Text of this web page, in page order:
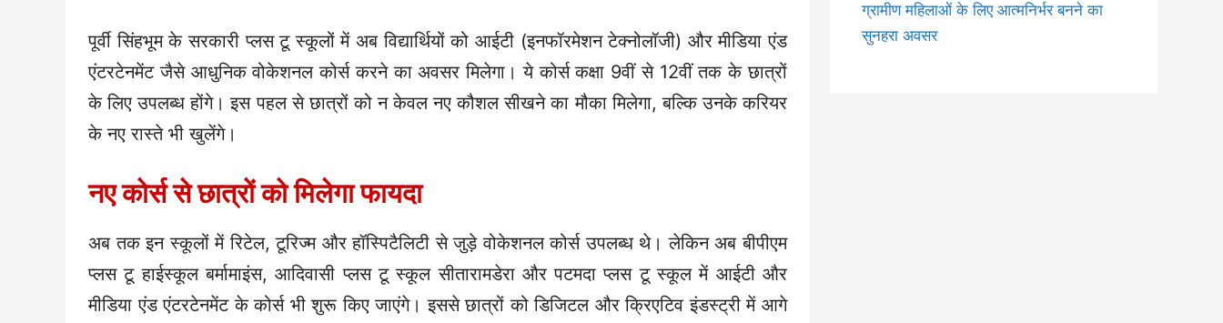
पूर्वी सिंहभूम के सरकारी प्लस टू स्कूलों में अब विद्यार्थियों को आईटी (इनफॉरमेशन टेक्नोलॉजी) और मीडिया एंड
एंटरटेनमेंट जैसे आधुनिक वोकेशनल कोर्स करने का अवसर मिलेगा। ये कोर्स कक्षा 9वीं से 12वीं तक के छात्रों
के लिए उपलब्ध होंगे। इस पहल से छात्रों को न केवल नए कौशल सीखने का मौका मिलेगा, बल्कि उनके करियर
के नए रास्ते भी खुलेंगे।
नए कोर्स से छात्रों को मिलेगा फायदा
अब तक इन स्कूलों में रिटेल, टूरिज्म और हॉस्पिटैलिटी से जुड़े वोकेशनल कोर्स उपलब्ध थे। लेकिन अब बीपीएम
प्लस टू हाईस्कूल बर्मामाइंस, आदिवासी प्लस टू स्कूल सीतारामडेरा और पटमदा प्लस टू स्कूल में आईटी और
मीडिया एंड एंटरटेनमेंट के कोर्स भी शुरू किए जाएंगे। इससे छात्रों को डिजिटल और क्रिएटिव इंडस्ट्री में आगे
ग्रामीण महिलाओं के लिए आत्मनिर्भर बनने का
सुनहरा अवसर